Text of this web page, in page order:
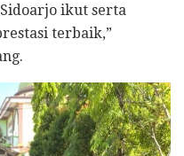
ikut serta
terbaik,”